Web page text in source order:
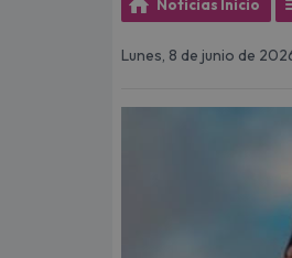
Noticias Inicio
Lunes, 8 de junio de